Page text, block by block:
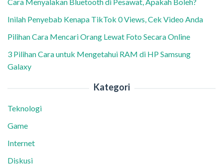
Inilah Penyebab Kenapa TikTok 0 Views, Cek Video Anda
Pilihan Cara Mencari Orang Lewat Foto Secara Online
3 Pilihan Cara untuk Mengetahui RAM di HP Samsung
Galaxy
Kategori
Teknologi
Game
Internet
Diskusi